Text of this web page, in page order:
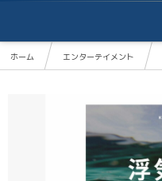
ホーム エンターテイメント